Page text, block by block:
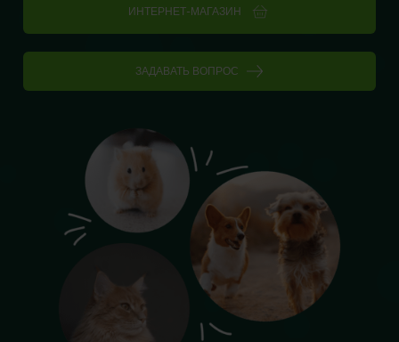
ИНТЕРНЕТ-МАГАЗИН
ЗАДАВАТЬ ВОПРОС